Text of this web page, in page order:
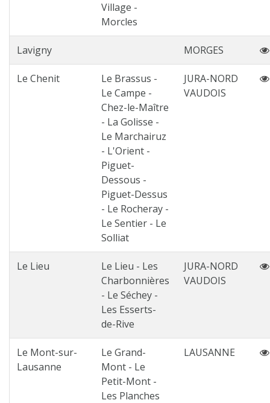
Village -
Morcles
Lavigny MORGES
Le Chenit
Le Brassus -
Le Campe -
Chez-le-Maître
- La Golisse -
Le Marchairuz
- L'Orient -
Piguet-
Dessous -
Piguet-Dessus
- Le Rocheray -
Le Sentier - Le
Solliat
JURA-NORD
VAUDOIS
Le Lieu
Le Lieu - Les
Charbonnières
- Le Séchey -
Les Esserts-
de-Rive
JURA-NORD
VAUDOIS
Le Mont-sur-
Lausanne
Le Grand-
Mont - Le
Petit-Mont -
Les Planches
LAUSANNE